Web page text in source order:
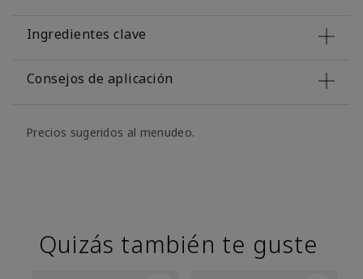
Ingredientes clave
Consejos de aplicación
Precios sugeridos al menudeo.
Quizás también te guste